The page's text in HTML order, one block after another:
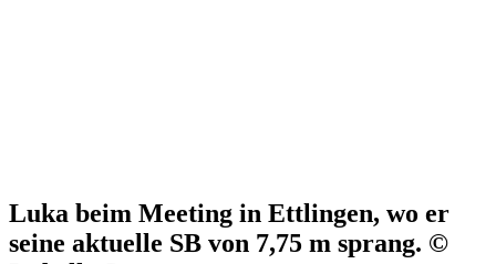
Luka beim Meeting in Ettlingen, wo er
seine aktuelle SB von 7,75 m sprang. ©